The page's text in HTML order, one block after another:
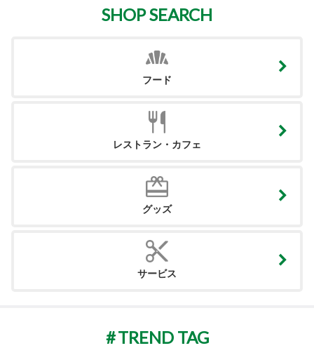
SHOP SEARCH
フード
レストラン・カフェ
グッズ
サービス
TREND TAG